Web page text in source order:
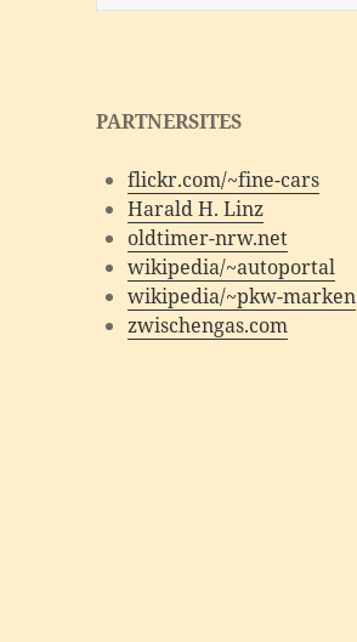
PARTNERSITES
flickr.com/~fine-cars
Harald H. Linz
oldtimer-nrw.net
wikipedia/~autoportal
wikipedia/~pkw-marken
zwischengas.com